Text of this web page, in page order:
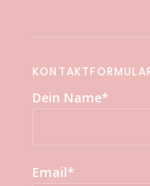
Dein Name*
Email*